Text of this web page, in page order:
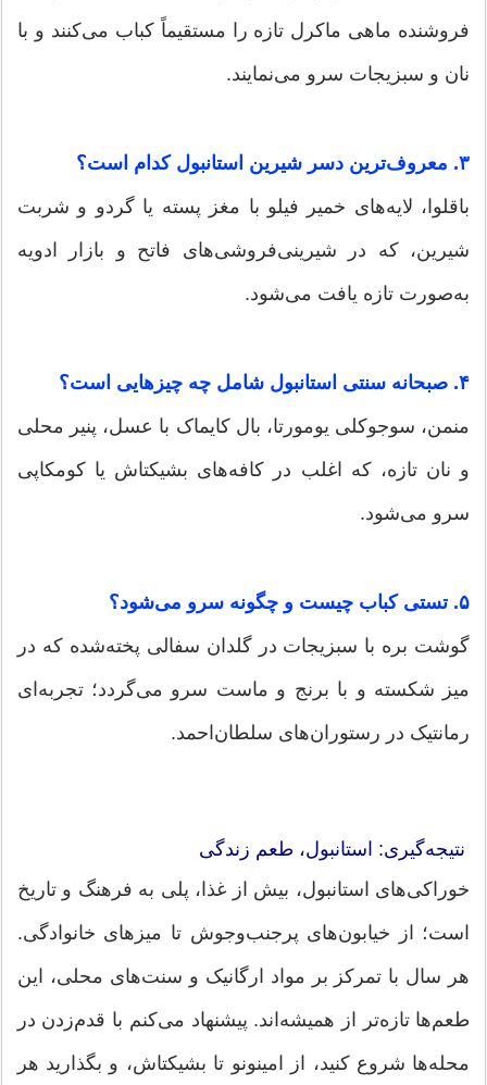
فروشنده ماهی ماکرل تازه را مستقیماً کباب می‌کنند و با
نان و سبزیجات سرو می‌نمایند.
۳. معروف‌ترین دسر شیرین استانبول کدام است؟
باقلوا، لایه‌های خمیر فیلو با مغز پسته یا گردو و شربت
شیرین، که در شیرینی‌فروشی‌های فاتح و بازار ادویه
به‌صورت تازه یافت می‌شود.
۴. صبحانه سنتی استانبول شامل چه چیزهایی است؟
منمن، سوجوکلی یومورتا، بال کایماک با عسل، پنیر محلی
و نان تازه، که اغلب در کافه‌های بشیکتاش یا کومکاپی
سرو می‌شود.
۵. تستی کباب چیست و چگونه سرو می‌شود؟
گوشت بره با سبزیجات در گلدان سفالی پخته‌شده که در
میز شکسته و با برنج و ماست سرو می‌گردد؛ تجربه‌ای
رمانتیک در رستوران‌های سلطان‌احمد.
نتیجه‌گیری: استانبول، طعم زندگی
خوراکی‌های استانبول، بیش از غذا، پلی به فرهنگ و تاریخ
است؛ از خیابون‌های پرجنب‌وجوش تا میزهای خانوادگی.
هر سال با تمرکز بر مواد ارگانیک و سنت‌های محلی، این
طعم‌ها تازه‌تر از همیشه‌اند. پیشنهاد می‌کنم با قدم‌زدن در
محله‌ها شروع کنید، از امینونو تا بشیکتاش، و بگذارید هر